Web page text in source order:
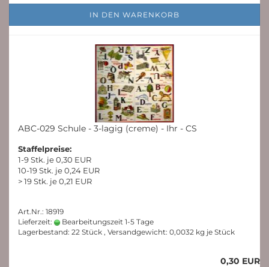
IN DEN WARENKORB
ABC-029 Schule - 3-lagig (creme) - Ihr - CS
Staffelpreise:
1-9 Stk. je 0,30 EUR
10-19 Stk. je 0,24 EUR
> 19 Stk. je 0,21 EUR
Art.Nr.: 18919
Lieferzeit:
Bearbeitungszeit 1-5 Tage
Lagerbestand: 22 Stück , Versandgewicht: 0,0032 kg je Stück
0,30 EUR